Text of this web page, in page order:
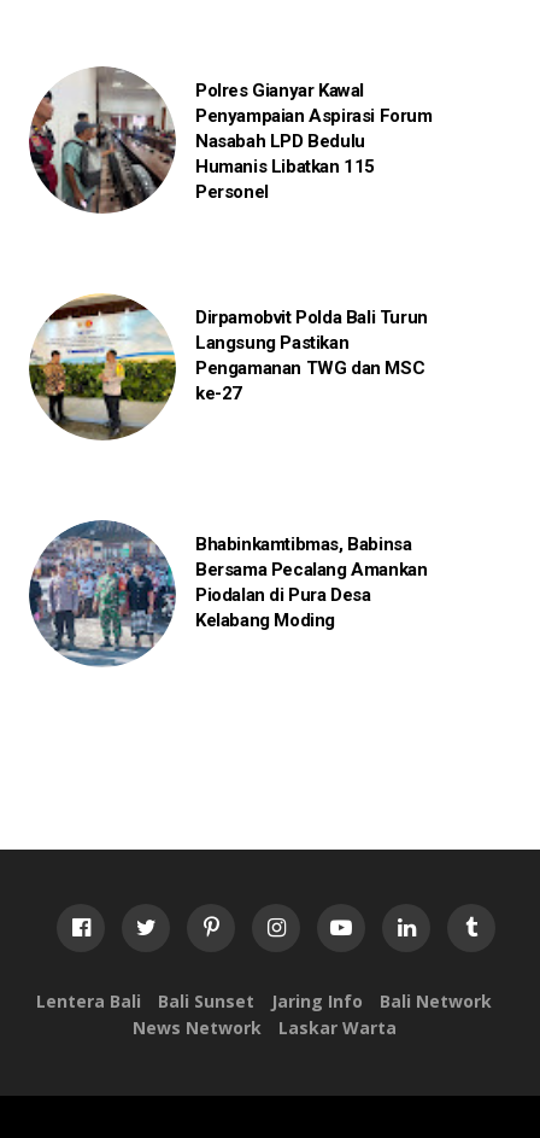
Polres Gianyar Kawal
Penyampaian Aspirasi Forum
Nasabah LPD Bedulu
Humanis Libatkan 115
Personel
Dirpamobvit Polda Bali Turun
Langsung Pastikan
Pengamanan TWG dan MSC
ke-27
Bhabinkamtibmas, Babinsa
Bersama Pecalang Amankan
Piodalan di Pura Desa
Kelabang Moding
Lentera Bali Bali Sunset Jaring Info
Bali Network
News Network
Laskar Warta